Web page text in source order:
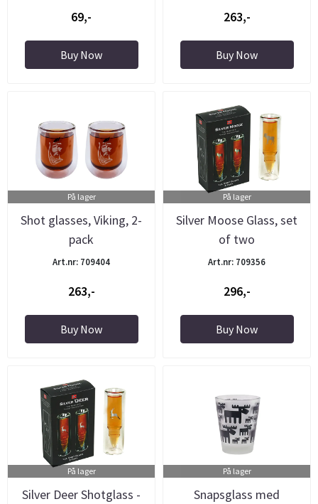
69,-
Buy Now
263,-
Buy Now
På lager
Shot glasses, Viking, 2-
pack
Art.nr: 709404
263,-
Buy Now
På lager
Silver Moose Glass, set
of two
Art.nr: 709356
296,-
Buy Now
På lager
Silver Deer Shotglass -
På lager
Snapsglass med